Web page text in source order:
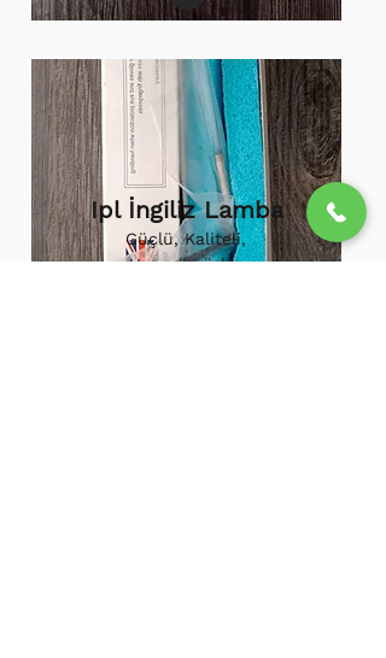
Ipl İngiliz Lamba
Güçlü, Kaliteli,
Uzun ömürlü,